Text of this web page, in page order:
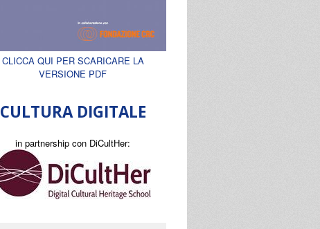
CLICCA QUI PER SCARICARE LA
VERSIONE PDF
CULTURA DIGITALE
in partnership con DiCultHer: